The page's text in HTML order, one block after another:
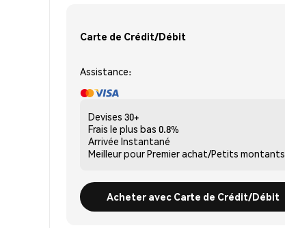
Carte de Crédit/Débit
Assistance:
Devises 30+
Frais le plus bas 0.8%
Arrivée Instantané
Meilleur pourPremier achat/Petits montants
Acheter avec Carte de Crédit/Débit